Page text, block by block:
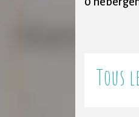
Tous